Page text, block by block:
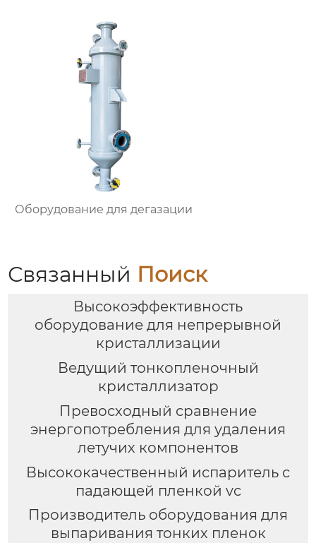
Оборудование для дегазации
Связанный Поиск
Высокоэффективность
оборудование для непрерывной
кристаллизации
Ведущий тонкопленочный
кристаллизатор
Превосходный сравнение
энергопотребления для удаления
летучих компонентов
Высококачественный испаритель с
падающей пленкой vc
Производитель оборудования для
выпаривания тонких пленок